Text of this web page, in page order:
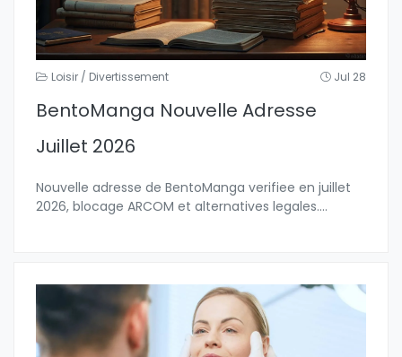
Loisir / Divertissement Jul 28
BentoManga Nouvelle Adresse
Juillet 2026
Nouvelle adresse de BentoManga verifiee en juillet
2026, blocage ARCOM et alternatives legales....